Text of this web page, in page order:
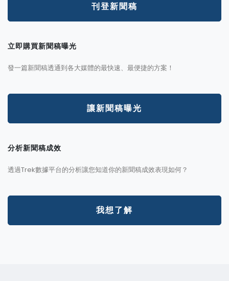
刊登新聞稿
立即購買新聞稿曝光
發一篇新聞稿透通到各大媒體的最快速、最便捷的方案！
讓新聞稿曝光
分析新聞稿成效
透過Trek數據平台的分析讓您知道你的新聞稿成效表現如何？
我想了解